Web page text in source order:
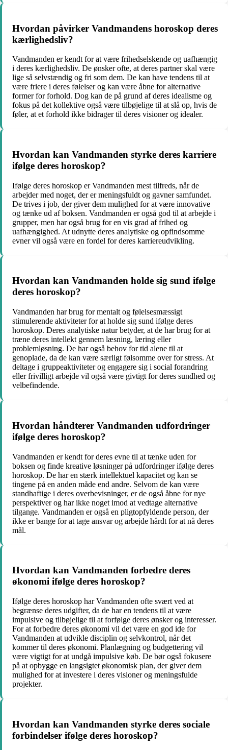
Hvordan påvirker Vandmandens horoskop deres
kærlighedsliv?
Vandmanden er kendt for at være frihedselskende og uafhængig
i deres kærlighedsliv. De ønsker ofte, at deres partner skal være
lige så selvstændig og fri som dem. De kan have tendens til at
være friere i deres følelser og kan være åbne for alternative
former for forhold. Dog kan de på grund af deres idealisme og
fokus på det kollektive også være tilbøjelige til at slå op, hvis de
føler, at et forhold ikke bidrager til deres visioner og idealer.
Hvordan kan Vandmanden styrke deres karriere
ifølge deres horoskop?
Ifølge deres horoskop er Vandmanden mest tilfreds, når de
arbejder med noget, der er meningsfuldt og gavner samfundet.
De trives i job, der giver dem mulighed for at være innovative
og tænke ud af boksen. Vandmanden er også god til at arbejde i
grupper, men har også brug for en vis grad af frihed og
uafhængighed. At udnytte deres analytiske og opfindsomme
evner vil også være en fordel for deres karriereudvikling.
Hvordan kan Vandmanden holde sig sund ifølge
deres horoskop?
Vandmanden har brug for mentalt og følelsesmæssigt
stimulerende aktiviteter for at holde sig sund ifølge deres
horoskop. Deres analytiske natur betyder, at de har brug for at
træne deres intellekt gennem læsning, læring eller
problemløsning. De har også behov for tid alene til at
genoplade, da de kan være særligt følsomme over for stress. At
deltage i gruppeaktiviteter og engagere sig i social forandring
eller frivilligt arbejde vil også være givtigt for deres sundhed og
velbefindende.
Hvordan håndterer Vandmanden udfordringer
ifølge deres horoskop?
Vandmanden er kendt for deres evne til at tænke uden for
boksen og finde kreative løsninger på udfordringer ifølge deres
horoskop. De har en stærk intellektuel kapacitet og kan se
tingene på en anden måde end andre. Selvom de kan være
standhaftige i deres overbevisninger, er de også åbne for nye
perspektiver og har ikke noget imod at vedtage alternative
tilgange. Vandmanden er også en pligtopfyldende person, der
ikke er bange for at tage ansvar og arbejde hårdt for at nå deres
mål.
Hvordan kan Vandmanden forbedre deres
økonomi ifølge deres horoskop?
Ifølge deres horoskop har Vandmanden ofte svært ved at
begrænse deres udgifter, da de har en tendens til at være
impulsive og tilbøjelige til at forfølge deres ønsker og interesser.
For at forbedre deres økonomi vil det være en god ide for
Vandmanden at udvikle disciplin og selvkontrol, når det
kommer til deres økonomi. Planlægning og budgettering vil
være vigtigt for at undgå impulsive køb. De bør også fokusere
på at opbygge en langsigtet økonomisk plan, der giver dem
mulighed for at investere i deres visioner og meningsfulde
projekter.
Hvordan kan Vandmanden styrke deres sociale
forbindelser ifølge deres horoskop?